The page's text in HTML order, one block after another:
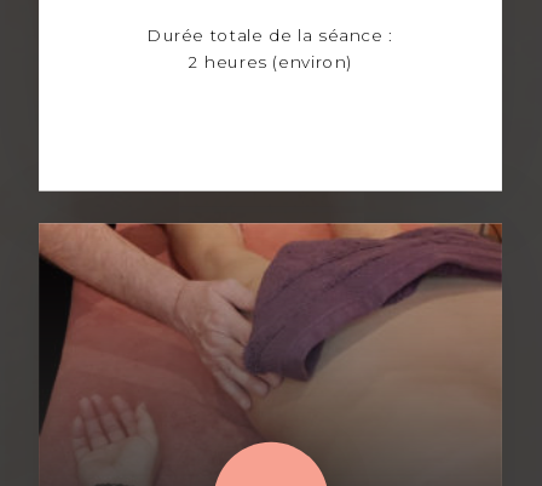
Durée totale de la séance :
2 heures (environ)